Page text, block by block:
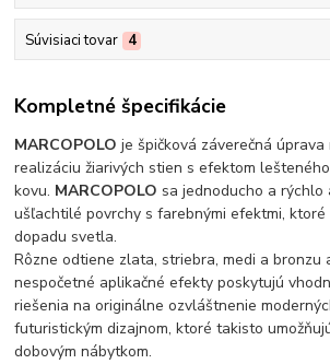
Súvisiaci tovar 4
Kompletné špecifikácie
MARCOPOLO je špičková záverečná úprava
realizáciu žiarivých stien s efektom lešteného
kovu. MARCOPOLO sa jednoducho a
ušľachtilé povrchy s farebnými efektmi, ktoré
dopadu svetla.
Rôzne odtiene zlata, striebra, medi a bronzu
nespočetné aplikačné efekty poskytujú
riešenia na originálne ozvláštnenie
futuristickým dizajnom, ktoré takisto
dobovým nábytkom.